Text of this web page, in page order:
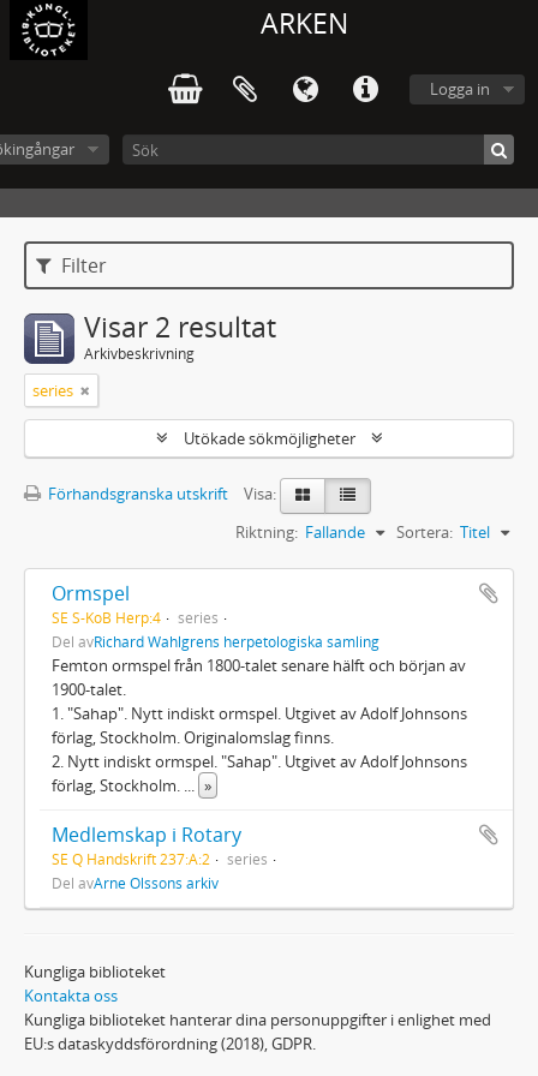
ARKEN
Logga in
Filter
Visar 2 resultat
Arkivbeskrivning
series
Utökade sökmöjligheter
Förhandsgranska utskrift
Visa:
Sortera: Titel
Riktning: Fallande
Ormspel
SE S-KoB Herp:4
series
Del avRichard Wahlgrens herpetologiska samling
Femton ormspel från 1800-talet senare hälft och början av
1900-talet.
1. "Sahap". Nytt indiskt ormspel. Utgivet av Adolf Johnsons
förlag, Stockholm. Originalomslag finns.
2. Nytt indiskt ormspel. "Sahap". Utgivet av Adolf Johnsons
förlag, Stockholm.
»
Medlemskap i Rotary
SE Q Handskrift 237:A:2
series
Del avArne Olssons arkiv
Kungliga biblioteket
Kontakta oss
Kungliga biblioteket hanterar dina personuppgifter i enlighet med
EU:s dataskyddsförordning (2018), GDPR.